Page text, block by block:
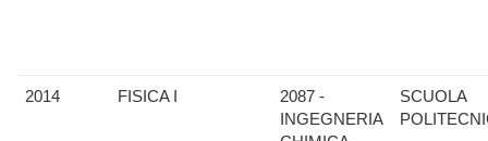
2014 FISICA I
2087 -
INGEGNERIA
SCUOLA